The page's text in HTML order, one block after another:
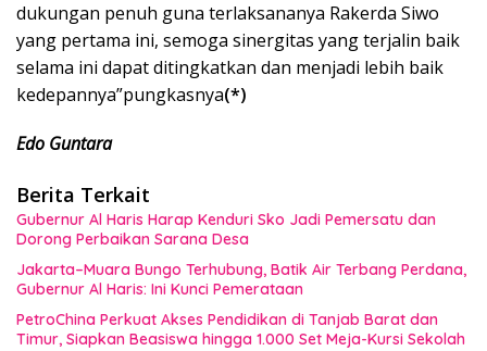
dukungan penuh guna terlaksananya Rakerda Siwo
yang pertama ini, semoga sinergitas yang terjalin baik
selama ini dapat ditingkatkan dan menjadi lebih baik
kedepannya”pungkasnya(*)
Edo Guntara
Berita Terkait
Gubernur Al Haris Harap Kenduri Sko Jadi Pemersatu dan
Dorong Perbaikan Sarana Desa
Jakarta–Muara Bungo Terhubung, Batik Air Terbang Perdana,
Gubernur Al Haris: Ini Kunci Pemerataan
PetroChina Perkuat Akses Pendidikan di Tanjab Barat dan
Timur, Siapkan Beasiswa hingga 1.000 Set Meja-Kursi Sekolah